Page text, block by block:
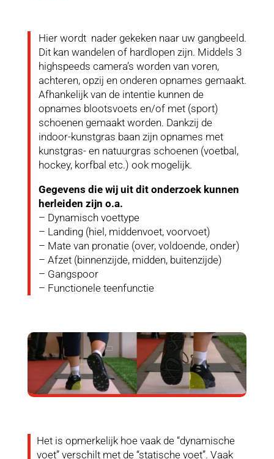
Hier wordt nader gekeken naar uw gangbeeld.
Dit kan wandelen of hardlopen zijn. Middels 3
highspeeds camera’s worden van voren,
achteren, opzij en onderen opnames gemaakt.
Afhankelijk van de intentie kunnen de
opnames blootsvoets en/of met (sport)
schoenen gemaakt worden. Dankzij de
indoor-kunstgras baan zijn opnames met
kunstgras- en natuurgras schoenen (voetbal,
hockey, korfbal etc.) ook mogelijk.
Gegevens die wij uit dit onderzoek kunnen
herleiden zijn o.a.
– Dynamisch voettype
– Landing (hiel, middenvoet, voorvoet)
– Mate van pronatie (over, voldoende, onder)
– Afzet (binnenzijde, midden, buitenzijde)
– Gangspoor
– Functionele teenfunctie
Het is opmerkelijk hoe vaak de “dynamische
voet” verschilt met de “statische voet”. Vaak